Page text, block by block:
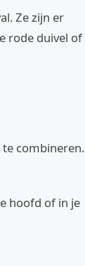
Ze zijn er
rode duivel of
combineren.
hoofd of in je